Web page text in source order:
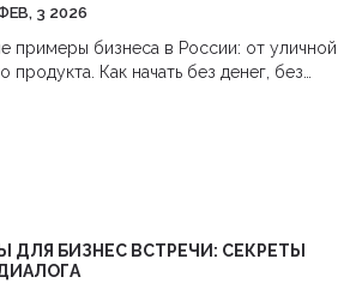
3 2026
примеры бизнеса в России: от уличной
продукта. Как начать без денег, без
ДЛЯ БИЗНЕС ВСТРЕЧИ: СЕКРЕТЫ